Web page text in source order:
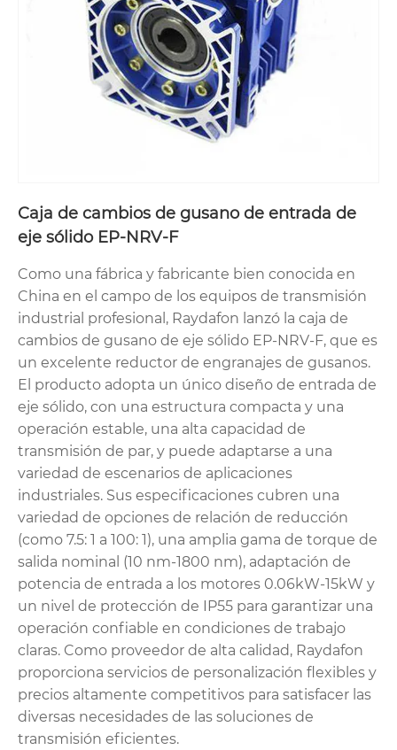
Caja de cambios de gusano de entrada de
eje sólido EP-NRV-F
Como una fábrica y fabricante bien conocida en
China en el campo de los equipos de transmisión
industrial profesional, Raydafon lanzó la caja de
cambios de gusano de eje sólido EP-NRV-F, que es
un excelente reductor de engranajes de gusanos.
El producto adopta un único diseño de entrada de
eje sólido, con una estructura compacta y una
operación estable, una alta capacidad de
transmisión de par, y puede adaptarse a una
variedad de escenarios de aplicaciones
industriales. Sus especificaciones cubren una
variedad de opciones de relación de reducción
(como 7.5: 1 a 100: 1), una amplia gama de torque de
salida nominal (10 nm-1800 nm), adaptación de
potencia de entrada a los motores 0.06kW-15kW y
un nivel de protección de IP55 para garantizar una
operación confiable en condiciones de trabajo
claras. Como proveedor de alta calidad, Raydafon
proporciona servicios de personalización flexibles y
precios altamente competitivos para satisfacer las
diversas necesidades de las soluciones de
transmisión eficientes.